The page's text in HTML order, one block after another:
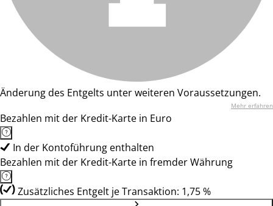
Änderung des Entgelts unter weiteren Voraussetzungen.
Mehr erfahren
Bezahlen mit der Kredit-Karte in Euro
In der Kontoführung enthalten
Bezahlen mit der Kredit-Karte in fremder Währung
Zusätzliches Entgelt je Transaktion: 1,75 %